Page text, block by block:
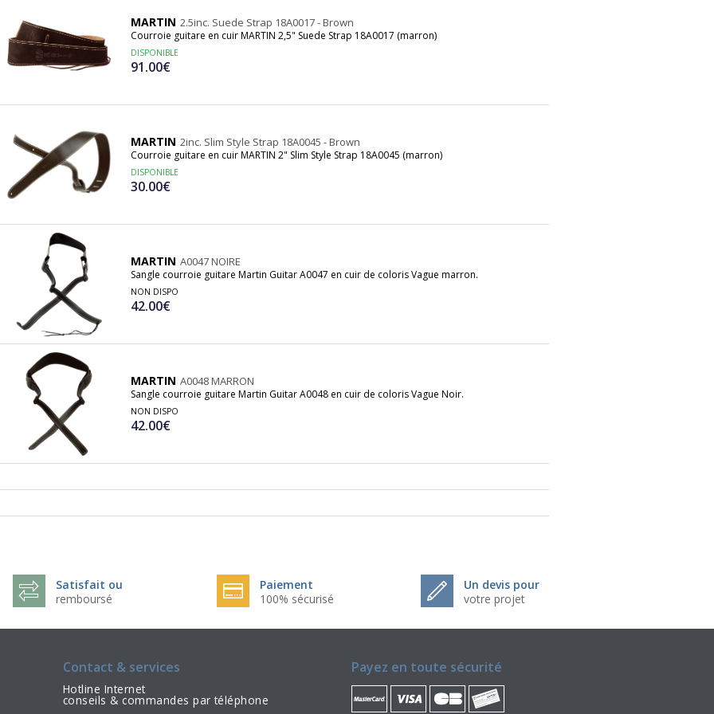
et qui suscitent un regain d’intérêt évident pour le son acoustique.
annonce la sortie de son millionième instrument !
MARTIN 2.5inc. Suede Strap 18A0017 - Brown
Courroie guitare en cuir MARTIN 2,5" Suede Strap 18A0017 (marron)
DISPONIBLE
91.00€
MARTIN 2inc. Slim Style Strap 18A0045 - Brown
Courroie guitare en cuir MARTIN 2" Slim Style Strap 18A0045 (marron)
DISPONIBLE
30.00€
MARTIN A0047 NOIRE
Sangle courroie guitare Martin Guitar A0047 en cuir de coloris Vague marron.
NON DISPO
42.00€
MARTIN A0048 MARRON
Sangle courroie guitare Martin Guitar A0048 en cuir de coloris Vague Noir.
NON DISPO
42.00€
Satisfait ou
remboursé
Paiement
100% sécurisé
Un devis pour
votre projet
Contact & services
Hotline Internet
conseils & commandes par téléphone
Payez en toute sécurité